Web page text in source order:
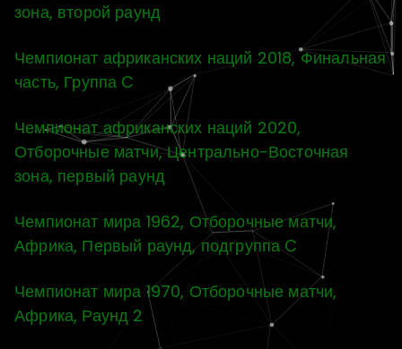
зона, второй раунд
Чемпионат африканских наций 2018, Финальная
часть, Группа C
Чемпионат африканских наций 2020,
Отборочные матчи, Центрально-Восточная
зона, первый раунд
Чемпионат мира 1962, Отборочные матчи,
Африка, Первый раунд, подгруппа C
Чемпионат мира 1970, Отборочные матчи,
Африка, Раунд 2